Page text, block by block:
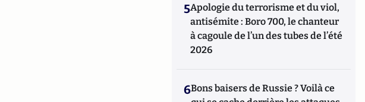
5Apologie du terrorisme et du viol,
antisémite : Boro 700, le chanteur
à cagoule de l’un des tubes de l’été
2026
6Bons baisers de Russie ? Voilà ce